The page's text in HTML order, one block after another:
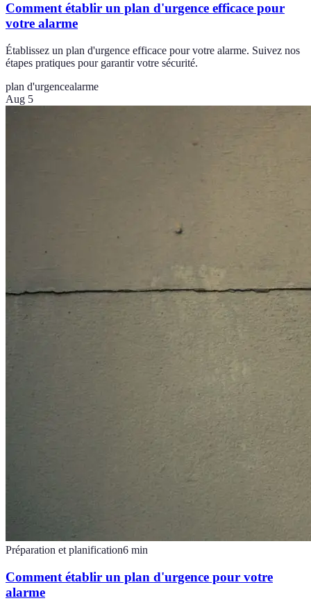
Comment établir un plan d'urgence efficace pour
votre alarme
Établissez un plan d'urgence efficace pour votre alarme. Suivez nos
étapes pratiques pour garantir votre sécurité.
plan d'urgencealarme
Aug 5
Préparation et planification6 min
Comment établir un plan d'urgence pour votre
alarme